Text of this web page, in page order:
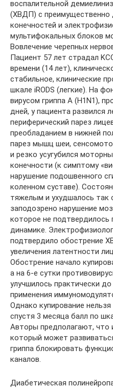
воспалительной
(ХВДП) с преимущественно
конечностей и
мультифокальных блоков
Вовлечение черепных
Пациент 57 лет страдал
времени (14 лет),
стабильное, клинические
шкале iRODS (легкие). На
вирусом гриппа А (H1N1),
дней, у пациента развился
периферический парез
преобладанием в нижней
парез мышц шеи,
и резко усугубился
конечности (к симптому
нарушение подошвенного
коленном суставе).
тяжелым и ухудшалось так
заподозрено нарушение
которое не подтвердилось
динамике.
подтвердило обострение
увеличения латентности
Обострение начало
а на 6-е сутки
улучшилось практически
применения
Однако купирование
спустя 3 месяца балл по
Авторы предполагают, что
который может
гриппа блокировать
каналов.
Диабетическая